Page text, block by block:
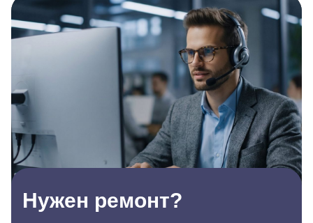
Нужен ремонт?